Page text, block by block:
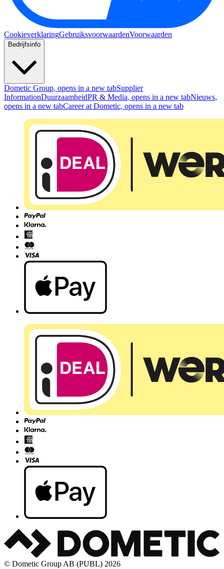
CookieverklaringGebruiksvoorwaardenVoorwaarden
Bedrijfsinfo
Dometic Group, opens in a new tabSupplier
InformationDuurzaamheidPR & Media, opens in a new tabNieuws,
opens in a new tabCareer at Dometic, opens in a new tab
© Dometic Group AB (PUBL) 2026